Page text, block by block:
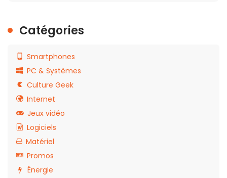
Catégories
Smartphones
PC & Systèmes
Culture Geek
Internet
Jeux vidéo
Logiciels
Matériel
Promos
Énergie